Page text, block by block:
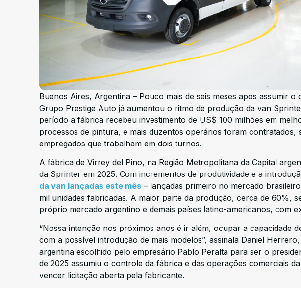
Buenos Aires, Argentina – Pouco mais de seis meses após assumir
Grupo Prestige Auto já aumentou o ritmo de produção da van
período a fábrica recebeu investimento de US$ 100 milhões em
processos de pintura, e mais duzentos operários foram contratados,
empregados que trabalham em dois turnos.
A fábrica de Virrey del Pino, na Região Metropolitana da Capital
da Sprinter em 2025. Com incrementos de produtividade e a
da van lançadas este mês – lançadas primeiro no mercado
mil unidades fabricadas. A maior parte da produção, cerca de 60%,
próprio mercado argentino e demais países latino-americanos, com
“Nossa intenção nos próximos anos é ir além, ocupar a capacidade
com a possível introdução de mais modelos”, assinala Daniel
argentina escolhido pelo empresário Pablo Peralta para ser o
de 2025 assumiu o controle da fábrica e das operações comerciais
vencer licitação aberta pela fabricante.